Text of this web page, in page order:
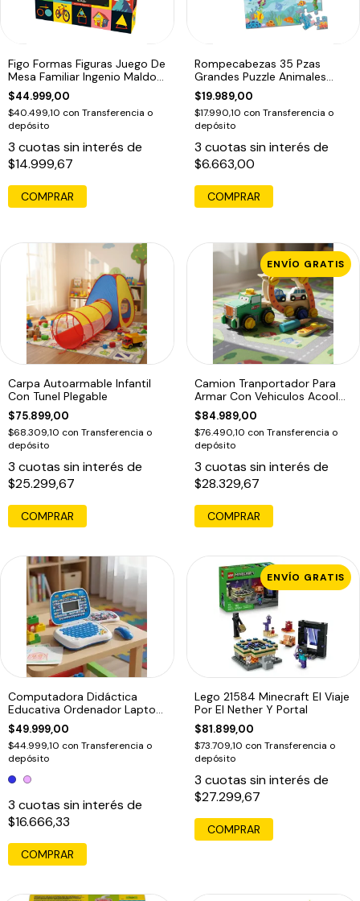
Figo Formas Figuras Juego De
Mesa Familiar Ingenio Maldon
Ed
$44.999,00
$40.499,10 con Transferencia o
depósito
3 cuotas sin interés de
$14.999,67
Rompecabezas 35 Pzas
Grandes Puzzle Animales
Oceano Piso Edu
$19.989,00
$17.990,10 con Transferencia o
depósito
3 cuotas sin interés de
$6.663,00
Carpa Autoarmable Infantil
Con Tunel Plegable
$75.899,00
$68.309,10 con Transferencia o
depósito
3 cuotas sin interés de
$25.299,67
COMPRAR
ENVÍO GRATIS
Camion Tranportador Para
Armar Con Vehiculos Acool
Ac6658
$84.989,00
$76.490,10 con Transferencia o
depósito
3 cuotas sin interés de
$28.329,67
COMPRAR
Computadora Didáctica
Educativa Ordenador Laptop
Infantil
$49.999,00
$44.999,10 con Transferencia o
depósito
3 cuotas sin interés de
$16.666,33
COMPRAR
ENVÍO GRATIS
Lego 21584 Minecraft El Viaje
Por El Nether Y Portal
$81.899,00
$73.709,10 con Transferencia o
depósito
3 cuotas sin interés de
$27.299,67
COMPRAR